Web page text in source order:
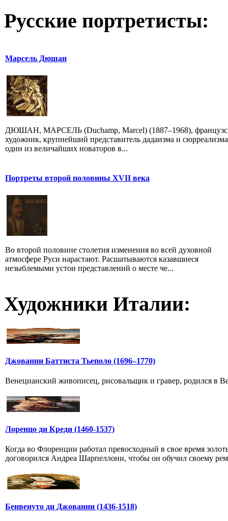
Русские портретисты:
Марсель Дюшан
ДЮШАН, МАРСЕЛЬ (Duchamp, Marcel) (1887–1968),
художник, крупнейший представитель дадаизма и
один из величайших новаторов в...
Портреты второй половины XVII века
Во второй половине столетия изменения во всей духовной
атмосфере Руси нарастают. Расшатываются казавшиеся
незыблемыми устои представлений о месте че...
Художники Италии:
Джованни Баттиста Тьеполо (1696–1770)
Венецианский живописец, рисовальщик и гравер, родился в
Лоренцо ди Креди (1460-1537)
Когда во Флоренции работал превосходный в свое время
договорился Андреа Шарпеллони, чтобы он обучил своему
Бенвенуто ди Джованни (1436-1518)